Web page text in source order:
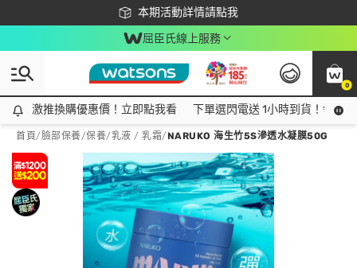
本期活動詳情請點我
下載app最高回饋$350
屈臣氏線上服務
0
激推換購優惠價！立即點我看
激推換購優惠價！立即點我看 下單選閃電送 1小時到貨！領神
首頁/臉部保養/保養/乳液 / 乳霜/NARUKO 海生竹5S滲透水凝膜50G